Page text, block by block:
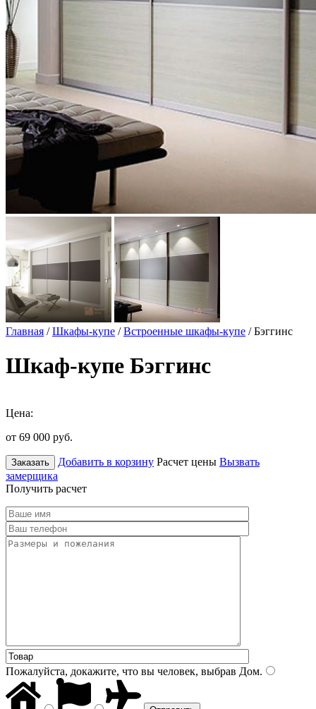
Главная /Шкафы-купе /Встроенные шкафы-купе / Бэггинс
Шкаф-купе Бэггинс
Цена:
от 69 000 руб.
Заказать Добавить в корзину Расчет цены Вызвать
замерщика
Получить расчет
Пожалуйста, докажите, что вы человек, выбрав Дом.